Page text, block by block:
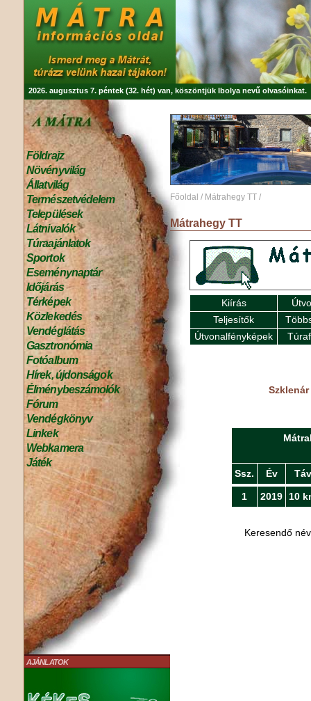
2026. augusztus 7. péntek (32. hét) van, köszöntjük Ibolya nevű olvasóinkat.
Földrajz
Növényvilág
Állatvilág
Természetvédelem
Települések
Látnivalók
Túraajánlatok
Sportok
Eseménynaptár
Időjárás
Térképek
Közlekedés
Vendéglátás
Gasztronómia
Fotóalbum
Hírek, újdonságok
Élménybeszámolók
Fórum
Vendégkönyv
Linkek
Webkamera
Játék
AJÁNLATOK
Főoldal / Mátrahegy TT /
Mátrahegy TT
Kiírás
Teljesítők
Útvonalfényképek
Ssz. Év Táv
1 2019 10
Keresendő